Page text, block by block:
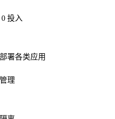
投入
署各类应用
理